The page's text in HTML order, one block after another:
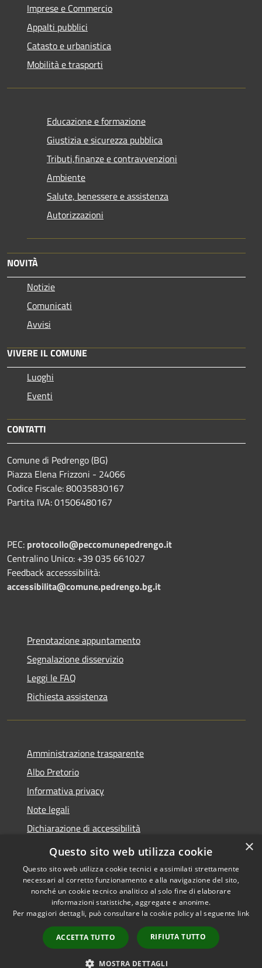
Imprese e Commercio
Appalti pubblici
Catasto e urbanistica
Mobilità e trasporti
Educazione e formazione
Giustizia e sicurezza pubblica
Tributi,finanze e contravvenzioni
Ambiente
Salute, benessere e assistenza
Autorizzazioni
NOVITÀ
Notizie
Comunicati
Avvisi
VIVERE IL COMUNE
Luoghi
Eventi
CONTATTI
Comune di Pedrengo (BG)
Piazza Elena Frizzoni - 24066
Codice Fiscale: 80035830167
Partita IVA: 01506480167
PEC: protocollo@peccomunepedrengo.it
Centralino Unico: +39 035 661027
Feedback accesssibilità:
accessibilita@comune.pedrengo.bg.it
Prenotazione appuntamento
Segnalazione disservizio
Leggi le FAQ
Richiesta assistenza
Amministrazione trasparente
Albo Pretorio
Informativa privacy
Note legali
Dichiarazione di accessibilità
Area riservata dipendenti
Accessibilità
Copyright © 2026 • Comune di
Pedrengo • Powered by
Municipium•
Accesso
redazione
×
Questo sito web utilizza cookie
Questo sito web utilizza cookie tecnici e assimilati strettamente
necessari al corretto funzionamento e alla navigazione del sito,
nonché un cookie tecnico analitico al solo fine di elaborare
informazioni statistiche, aggregate e anonime.
Per maggiori dettagli, può consultare la cookie policy al seguente link
ACCETTA TUTTO RIFIUTA TUTTO
MOSTRA DETTAGLI